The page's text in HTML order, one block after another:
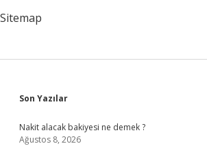
Sitemap
Sidebar
Son Yazılar
Nakit alacak bakiyesi ne demek ?
Ağustos 8, 2026